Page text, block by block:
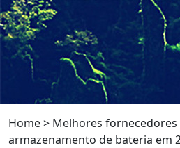
Home> Melhores fornecedores
armazenamento de bateria em